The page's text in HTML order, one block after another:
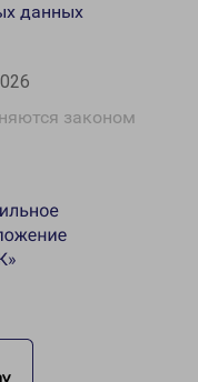
законом
данных